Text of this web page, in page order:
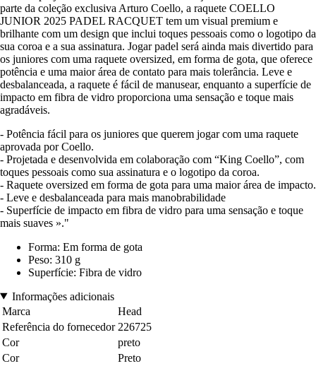
parte da coleção exclusiva Arturo Coello, a raquete COELLO
JUNIOR 2025 PADEL RACQUET tem um visual premium e
brilhante com um design que inclui toques pessoais como o logotipo da
sua coroa e a sua assinatura. Jogar padel será ainda mais divertido para
os juniores com uma raquete oversized, em forma de gota, que oferece
potência e uma maior área de contato para mais tolerância. Leve e
desbalanceada, a raquete é fácil de manusear, enquanto a superfície de
impacto em fibra de vidro proporciona uma sensação e toque mais
agradáveis.
- Potência fácil para os juniores que querem jogar com uma raquete
aprovada por Coello.
- Projetada e desenvolvida em colaboração com “King Coello”, com
toques pessoais como sua assinatura e o logotipo da coroa.
- Raquete oversized em forma de gota para uma maior área de impacto.
- Leve e desbalanceada para mais manobrabilidade
- Superfície de impacto em fibra de vidro para uma sensação e toque
mais suaves »."
Forma: Em forma de gota
Peso: 310 g
Superfície: Fibra de vidro
Informações adicionais
Marca
Head
Referência do fornecedor 226725
Cor
preto
Cor
Preto